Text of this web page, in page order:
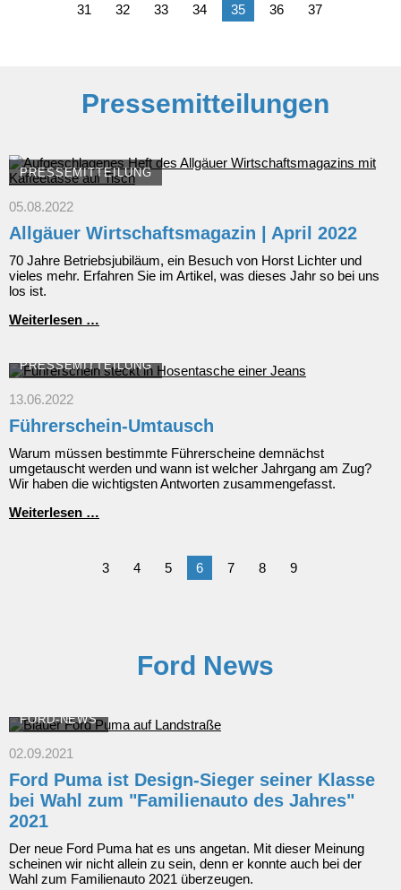
31 32 33 34 35 36 37
Pressemitteilungen
PRESSEMITTEILUNG
05.08.2022
Allgäuer Wirtschaftsmagazin | April 2022
70 Jahre Betriebsjubiläum, ein Besuch von Horst Lichter und
vieles mehr. Erfahren Sie im Artikel, was dieses Jahr so bei uns
los ist.
Weiterlesen …
April
2022
PRESSEMITTEILUNG
13.06.2022
Führerschein-Umtausch
Warum müssen bestimmte Führerscheine demnächst
umgetauscht werden und wann ist welcher Jahrgang am Zug?
Wir haben die wichtigsten Antworten zusammengefasst.
Weiterlesen …
3 4 5 6 7 8 9
Ford News
FORD-NEWS
02.09.2021
Ford Puma ist Design-Sieger seiner Klasse
bei Wahl zum "Familienauto des Jahres"
2021
Der neue Ford Puma hat es uns angetan. Mit dieser Meinung
scheinen wir nicht allein zu sein, denn er konnte auch bei der
Wahl zum Familienauto 2021 überzeugen.